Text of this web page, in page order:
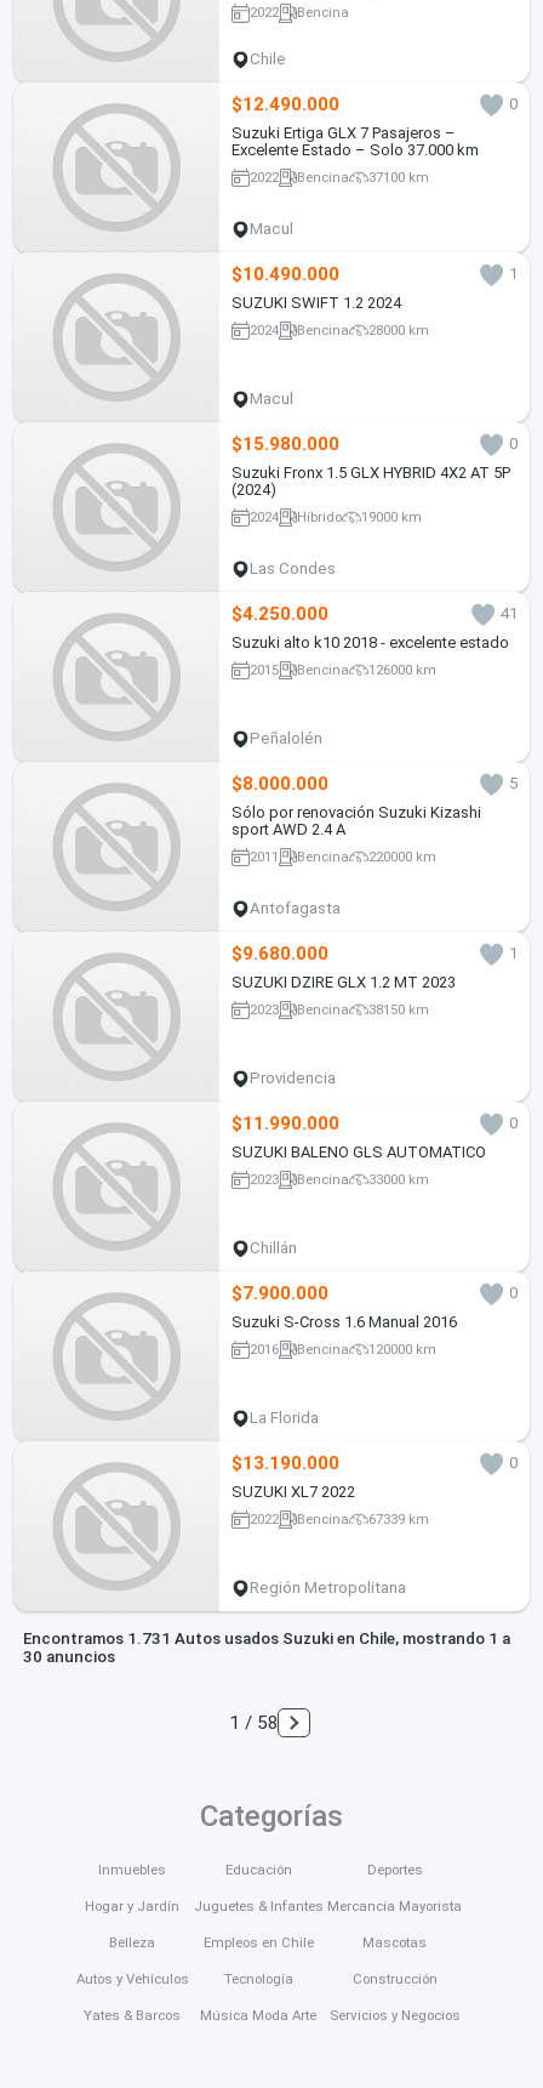
2022 Bencina
Chile
$12.490.000
0
Suzuki Ertiga GLX 7 Pasajeros –
Excelente Estado – Solo 37.000 km
2022 Bencina 37100 km
Macul
$10.490.000
1
SUZUKI SWIFT 1.2 2024
2024 Bencina 28000 km
Macul
$15.980.000
0
Suzuki Fronx 1.5 GLX HYBRID 4X2 AT 5P
(2024)
2024 Híbrido 19000 km
Las Condes
$4.250.000
41
Suzuki alto k10 2018 - excelente estado
2015 Bencina 126000 km
Peñalolén
$8.000.000
5
Sólo por renovación Suzuki Kizashi
sport AWD 2.4 A
2011 Bencina 220000 km
Antofagasta
$9.680.000
1
SUZUKI DZIRE GLX 1.2 MT 2023
2023 Bencina 38150 km
Providencia
$11.990.000
0
SUZUKI BALENO GLS AUTOMATICO
2023 Bencina 33000 km
Chillán
$7.900.000
0
Suzuki S-Cross 1.6 Manual 2016
2016 Bencina 120000 km
La Florida
$13.190.000
0
SUZUKI XL7 2022
2022 Bencina 67339 km
Región Metropolitana
Encontramos 1.731 Autos usados Suzuki en Chile, mostrando 1 a
30 anuncios
1 / 58
Categorías
Inmuebles
Hogar y Jardín
Belleza
Autos y Vehículos
Yates & Barcos
Educación
Juguetes & Infantes
Empleos en Chile
Tecnología
Música Moda Arte
Deportes
Mercancía Mayorista
Mascotas
Construcción
Servicios y Negocios